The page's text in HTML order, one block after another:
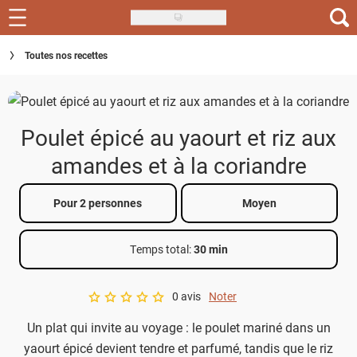
Skip
to
main
Recettes
Inspirations
Actus
Téléchargez l'app Saveurs Recettes
Index des recettes
Toutes nos recettes
Poulet épicé au yaourt et riz aux
amandes et à la coriandre
Pour 2 personnes Moyen
Temps total:30 min
A star rating of 0 out of 5.
0 avis Noter
Un plat qui invite au voyage : le poulet mariné dans un
yaourt épicé devient tendre et parfumé, tandis que le riz